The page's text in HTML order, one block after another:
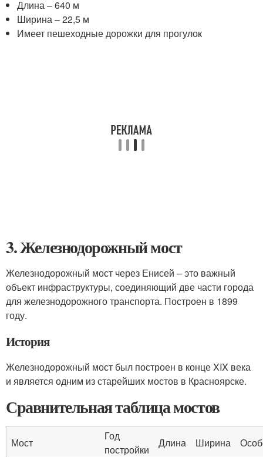
Длина – 640 м
Ширина – 22,5 м
Имеет пешеходные дорожки для прогулок
3. Железнодорожный мост
Железнодорожный мост через Енисей – это важный
объект инфраструктуры, соединяющий две части города
для железнодорожного транспорта. Построен в 1899
году.
История
Железнодорожный мост был построен в конце XIX века
и является одним из старейших мостов в Красноярске.
Сравнительная таблица мостов
Мост
Год
постройки
Длина Ширина